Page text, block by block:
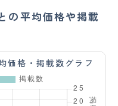
の平均価格や掲載
価格・掲載数グラフ